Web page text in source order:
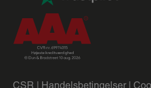
CSR | Handelsbetingelser |